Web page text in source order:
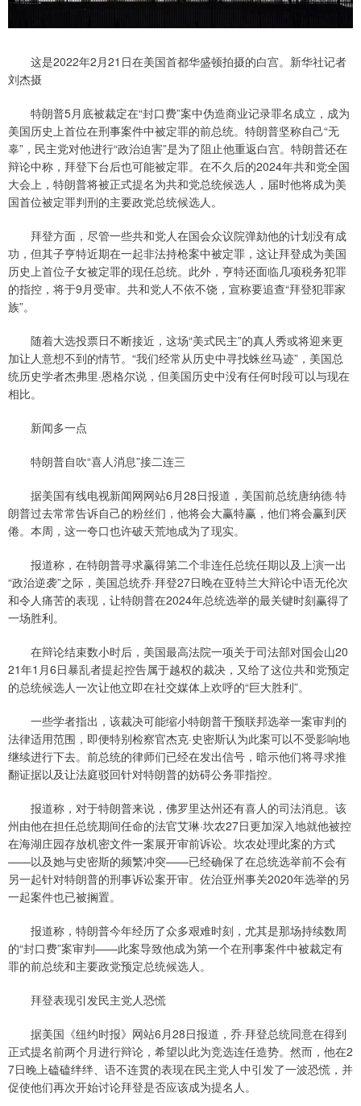
这是2022年2月21日在美国首都华盛顿拍摄的白宫。新华社记者
刘杰摄
特朗普5月底被裁定在“封口费”案中伪造商业记录罪名成立，成为
美国历史上首位在刑事案件中被定罪的前总统。特朗普坚称自己“无
辜”，民主党对他进行“政治迫害”是为了阻止他重返白宫。特朗普还在
辩论中称，拜登下台后也可能被定罪。在不久后的2024年共和党全国
大会上，特朗普将被正式提名为共和党总统候选人，届时他将成为美
国首位被定罪判刑的主要政党总统候选人。
拜登方面，尽管一些共和党人在国会众议院弹劾他的计划没有成
功，但其子亨特近期在一起非法持枪案中被定罪，这让拜登成为美国
历史上首位子女被定罪的现任总统。此外，亨特还面临几项税务犯罪
的指控，将于9月受审。共和党人不依不饶，宣称要追查“拜登犯罪家
族”。
随着大选投票日不断接近，这场“美式民主”的真人秀或将迎来更
加让人意想不到的情节。“我们经常从历史中寻找蛛丝马迹”，美国总
统历史学者杰弗里·恩格尔说，但美国历史中没有任何时段可以与现在
相比。
新闻多一点
特朗普自吹“喜人消息”接二连三
据美国有线电视新闻网网站6月28日报道，美国前总统唐纳德·特
朗普过去常常告诉自己的粉丝们，他将会大赢特赢，他们将会赢到厌
倦。本周，这一夸口也许破天荒地成为了现实。
报道称，在特朗普寻求赢得第二个非连任总统任期以及上演一出
“政治逆袭”之际，美国总统乔·拜登27日晚在亚特兰大辩论中语无伦次
和令人痛苦的表现，让特朗普在2024年总统选举的最关键时刻赢得了
一场胜利。
在辩论结束数小时后，美国最高法院一项关于司法部对国会山20
21年1月6日暴乱者提起控告属于越权的裁决，又给了这位共和党预定
的总统候选人一次让他立即在社交媒体上欢呼的“巨大胜利”。
一些学者指出，该裁决可能缩小特朗普干预联邦选举一案审判的
法律适用范围，即便特别检察官杰克·史密斯认为此案可以不受影响地
继续进行下去。前总统的律师们已经在发出信号，暗示他们将寻求推
翻证据以及让法庭驳回针对特朗普的妨碍公务罪指控。
报道称，对于特朗普来说，佛罗里达州还有喜人的司法消息。该
州由他在担任总统期间任命的法官艾琳·坎农27日更加深入地就他被控
在海湖庄园存放机密文件一案展开审前诉讼。坎农处理此案的方式
——以及她与史密斯的频繁冲突——已经确保了在总统选举前不会有
另一起针对特朗普的刑事诉讼案开审。佐治亚州事关2020年选举的另
一起案件也已被搁置。
报道称，特朗普今年经历了众多艰难时刻，尤其是那场持续数周
的“封口费”案审判——此案导致他成为第一个在刑事案件中被裁定有
罪的前总统和主要政党预定总统候选人。
拜登表现引发民主党人恐慌
据美国《纽约时报》网站6月28日报道，乔·拜登总统同意在得到
正式提名前两个月进行辩论，希望以此为竞选连任造势。然而，他在2
7日晚上磕磕绊绊、语不连贯的表现在民主党人中引发了一波恐慌，并
促使他们再次开始讨论拜登是否应该成为提名人。